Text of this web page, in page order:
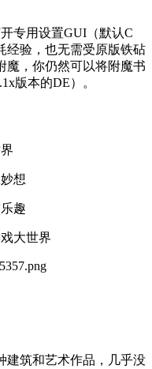
专用设置GUI（默认C
经验，也无需受原版铁砧
魔，你仍然可以将附魔书
版本的DE）。
想
趣
大世界
建筑和艺术作品，几乎没